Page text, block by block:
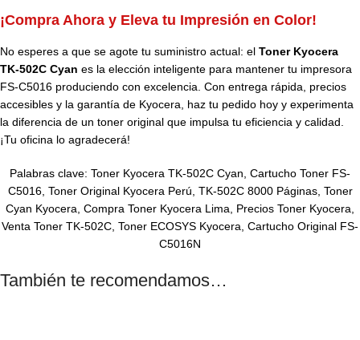
¡Compra Ahora y Eleva tu Impresión en Color!
No esperes a que se agote tu suministro actual: el Toner Kyocera
TK-502C Cyan es la elección inteligente para mantener tu impresora
FS-C5016 produciendo con excelencia. Con entrega rápida, precios
accesibles y la garantía de Kyocera, haz tu pedido hoy y experimenta
la diferencia de un toner original que impulsa tu eficiencia y calidad.
¡Tu oficina lo agradecerá!
Palabras clave: Toner Kyocera TK-502C Cyan, Cartucho Toner FS-
C5016, Toner Original Kyocera Perú, TK-502C 8000 Páginas, Toner
Cyan Kyocera, Compra Toner Kyocera Lima, Precios Toner Kyocera,
Venta Toner TK-502C, Toner ECOSYS Kyocera, Cartucho Original FS-
C5016N
También te recomendamos…